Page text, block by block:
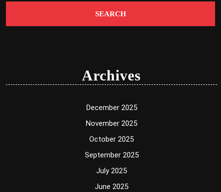
Archives
December 2025
November 2025
October 2025
September 2025
July 2025
June 2025